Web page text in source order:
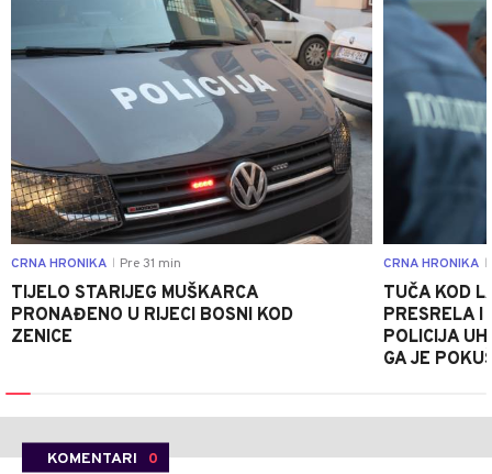
CRNA HRONIKA Pre 31 min
TIJELO STARIJEG MUŠKARCA
PRONAĐENO U RIJECI BOSNI KOD
ZENICE
CRNA HRONIKA
TUČA KOD
PRESRELA I
POLICIJA
GA JE
KOMENTARI 0